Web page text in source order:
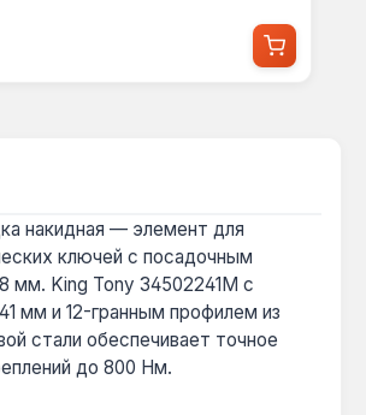
накидная — элемент для
ключей с посадочным
мм. King Tony 34502241M с
мм и 12-гранным профилем из
стали обеспечивает точное
до 800 Нм.